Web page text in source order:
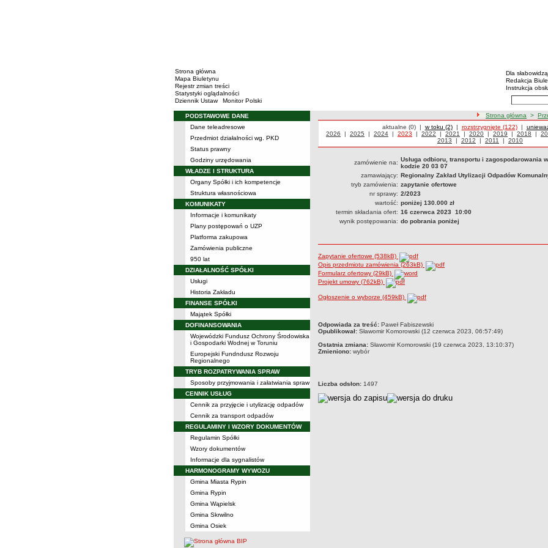
Strona główna
Mapa Biuletynu
Rejestr zmian treści
Statystyki oglądalności
Dziennik Ustaw
Monitor Polski
BIP -
Menu
Dla
Redakcja
Instrukcja
Wyszukiwarka
Menu
PODSTAWOWE DANE
Dane teleadresowe
Przedmiot działalności wg. PKD
Status prawny
Godziny urzędowania
WŁADZE I STRUKTURA
Organy Spółki i ich kompetencje
Struktura własnościowa
KOMUNIKATY
Informacje i komunikaty
Plany postępowań o UZP
Platforma zakupowa
Zamówienia publiczne
950 lat
DZIAŁALNOŚĆ SPÓŁKI
Usługi
Historia Zakładu
FINANSE SPÓŁKI
Majątek Spółki
DOFINANSOWANIA
Wojewódzki Fundusz Ochrony Środowiska
i Gospodarki Wodnej w Toruniu
Europejski Fundndusz Rozwoju
Regionalnego
TRYB ROZPATRYWANIA SPRAW
Sposoby przyjmowania i załatwiania spraw
CENNIK USŁUG
Cennik za przyjęcie i utylizację odpadów
Cennik za transport odpadów
REGULAMINY I WZORY DOKUMENTÓW
Regulamin Spółki
Wzory dokumentów
Informacje dla sygnalistów
HARMONOGRAMY WYWOZU
Gmina Miasta Rypin
Gmina Rypin
Gmina Wąpielsk
Gmina Skrwilno
Gmina Osiek
ścieżka nawigacji
Strona główna >
Przetargi
aktualne (0)| Przetargi
w toku (2)| Przetargi
rozstrzygnięte (122)|
Przetargi z roku
2026 | Przetargi z roku
2025 | Przetargi z roku
2024 | Przetargi z roku
2023 | Przetargi z roku
2022 | Przetargi z roku
2021 | Przetargi z roku
2020 | Przetargi z roku
2019 | Przetargi z
2018 |
2013 | Przetargi z roku
2012 | Przetargi z roku
2011 | Przetargi z
2010
zamówienie na: Usługa odbioru, transportu i zagospodarowania
kodzie 20 03 07
zamawiający: Regionalny Zakład Utylizacji Odpadów
tryb zamówienia: zapytanie ofertowe
nr sprawy: 2/2023
wartość: poniżej 130.000 zł
termin składania ofert: 16 czerwca 2023 10:00
wynik postępowania: do pobrania poniżej
Zapytanie ofertowe (538kB)
Opis przedmiotu zamówienia (263kB)
Formularz ofertowy (29kB)
Projekt umowy (762kB)
Ogłoszenie o wyborze (459kB)
metryczka
Odpowiada za treść: Paweł Fabiszewski
Opublikował: Sławomir Komorowski (12 czerwca 2023, 06:57:49)
Ostatnia zmiana: Sławomir Komorowski (19 czerwca 2023, 13:10:37)
Zmieniono: wybór
Liczba odsłon: 1497